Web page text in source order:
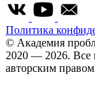
Политика
© Академия
2020 — 2026. Все
авторским